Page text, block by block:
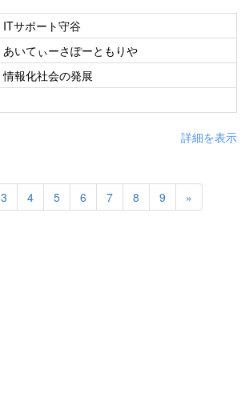
ITサポート守谷
あいてぃーさぽーともりや
情報化社会の発展
詳細を表示
3 4 5 6 7 8 9 »